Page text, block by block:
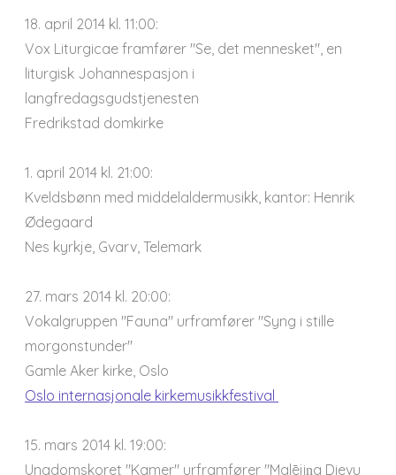
18. april 2014 kl. 11:00:
Vox Liturgicae framfører "Se, det mennesket", en
liturgisk Johannespasjon i
langfredagsgudstjenesten
Fredrikstad domkirke
1. april 2014 kl. 21:00:
Kveldsbønn med middelaldermusikk, kantor: Henrik
Ødegaard
Nes kyrkje, Gvarv, Telemark
27. mars 2014 kl. 20:00:
Vokalgruppen "Fauna" urframfører "Syng i stille
morgonstunder"
Gamle Aker kirke, Oslo
Oslo internasjonale kirkemusikkfestival
15. mars 2014 kl. 19:00:
Ungdomskoret "Kamer" urframfører "Malējiņa Dievu